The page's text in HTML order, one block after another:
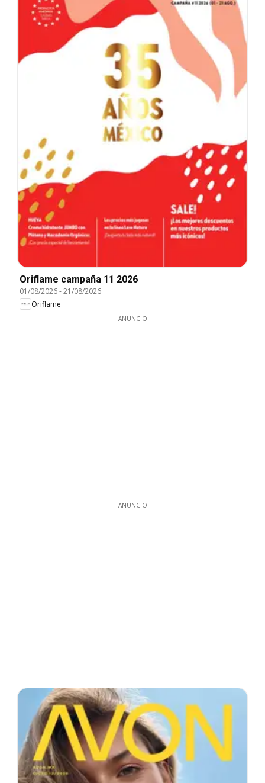
Oriflame campaña 11 2026
01/08/2026-21/08/2026
Oriflame
ANUNCIO
ANUNCIO